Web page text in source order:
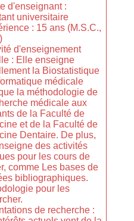
d'enseignant :
universitaire
: 15 ans (M.S.C.,
d'enseignement
: Elle enseigne
la Biostatistique
médicale
la méthodologie de
médicale aux
de la Faculté de
et de la Faculté de
Dentaire. De plus,
des activités
pour les cours de
comme Les bases de
bibliographiques.
pour les
de recherche :